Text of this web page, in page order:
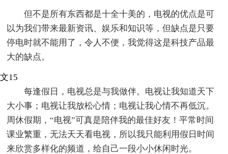
但不是所有东西都是十全十美的，电视的优点是可
以为我们带来最新资讯、娱乐和知识等，但缺点是只要
停电时就不能用了，令人不便，我觉得这是科技产品最
大的缺点。
文15
每逢假日，电视总是与我做伴。电视让我知道天下
大小事；电视让我放松心情；电视让我心情不再低沉。
周休假期，“电视”可真是陪伴我的最佳好友！平常时间
课业繁重，无法天天看电视，所以我只能利用假日时间
来欣赏多样化的频道，给自己一段小小休闲时光。